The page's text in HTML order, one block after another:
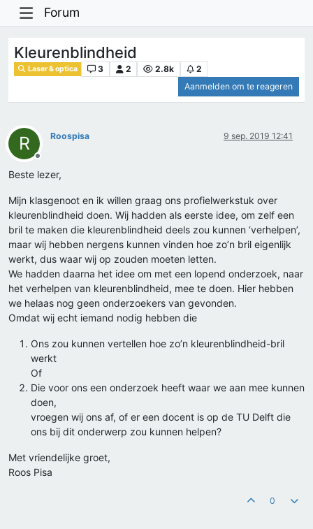
Forum
Kleurenblindheid
Laser & optica 3 2 2.8k
2
Aanmelden om te reageren
R
Offline
Roospisa 9 sep. 2019 12:41
Beste lezer,
Mijn klasgenoot en ik willen graag ons profielwerkstuk over
kleurenblindheid doen. Wij hadden als eerste idee, om zelf een
bril te maken die kleurenblindheid deels zou kunnen ‘verhelpen’,
maar wij hebben nergens kunnen vinden hoe zo’n bril eigenlijk
werkt, dus waar wij op zouden moeten letten.
We hadden daarna het idee om met een lopend onderzoek, naar
het verhelpen van kleurenblindheid, mee te doen. Hier hebben
we helaas nog geen onderzoekers van gevonden.
Omdat wij echt iemand nodig hebben die
Ons zou kunnen vertellen hoe zo’n kleurenblindheid-bril
werkt
Of
Die voor ons een onderzoek heeft waar we aan mee kunnen
doen,
vroegen wij ons af, of er een docent is op de TU Delft die
ons bij dit onderwerp zou kunnen helpen?
Met vriendelijke groet,
Roos Pisa
0